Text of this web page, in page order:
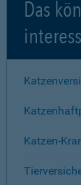
Das
Katzen-